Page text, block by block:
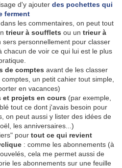
d'y ajouter des pochettes qui
ferment
les commentaires, on peut tout
trieur à soufflets ou un trieur à
sers personnellement pour classer
chacun de voir ce qui lui est le plus
de comptes avant de les classer
un petit cahier tout simple,
en vacances)
et projets en cours (par exemple,
tout ce dont j'avais besoin pour
on peut aussi y lister des idées de
les anniversaires...)
pour tout ce qui revient
: comme les abonnements (à
cela me permet aussi de
les abonnements sur une feuille